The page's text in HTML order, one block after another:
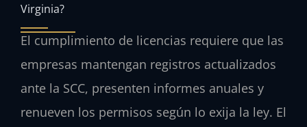
Virginia?
El cumplimiento de licencias requiere que las
empresas mantengan registros actualizados
ante la SCC, presenten informes anuales y
renueven los permisos según lo exija la ley. El